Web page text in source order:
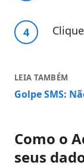
LEIA TAMBÉM
Golpe SMS:
Como o
seus